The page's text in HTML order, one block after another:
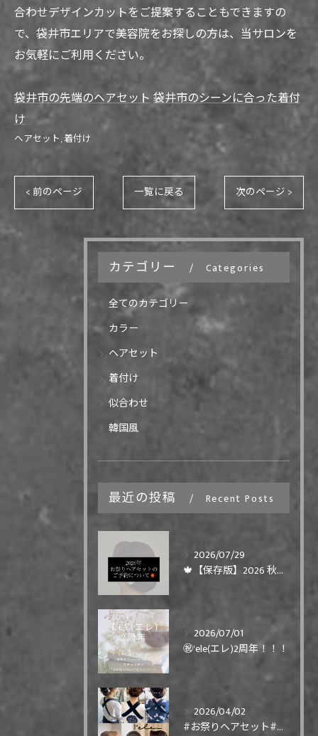
合わせデザインカットをご提案することもできますの
で、袋井市エリアで美容院をお探しの方は、当サロンを
お気軽にご利用ください。
袋井市の先端のヘアセット袋井市のシーンに合った着付
け
ヘアセット 着付け
< 前のページ 一覧に戻る 次のページ >
カテゴリー Categories
全てのカテゴリー
カラー
ヘアセット
着付け
似合わせ
韓国風
最近の投稿 Recent Posts
2026/07/29
🍁【保存版】2026 秋まつりヘアセット ご予約について🍁
2026/07/01
㊗️'ele(エレ)2周年！！！
2026/04/02
#お祭りヘアセット#祭りヘア#祭り髪型